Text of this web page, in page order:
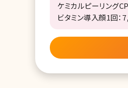
ケミカルピーリング
ビタミン導入顔1回：